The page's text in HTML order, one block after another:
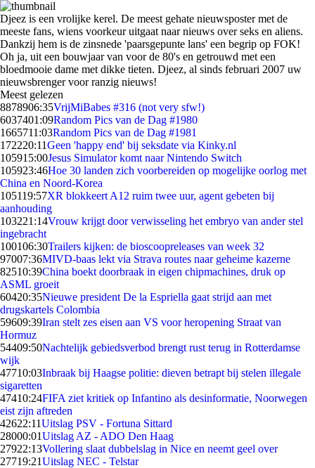
Djeez is een vrolijke kerel. De meest gehate nieuwsposter met de
meeste fans, wiens voorkeur uitgaat naar nieuws over seks en aliens.
Dankzij hem is de zinsnede 'paarsgepunte lans' een begrip op FOK!
Oh ja, uit een bouwjaar van voor de 80's en getrouwd met een
bloedmooie dame met dikke tieten. Djeez, al sinds februari 2007 uw
nieuwsbrenger voor ranzig nieuws!
Meest gelezen
8878906:35VrijMiBabes #316 (not very sfw!)
6037401:09Random Pics van de Dag #1980
1665711:03Random Pics van de Dag #1981
172220:11Geen 'happy end' bij seksdate via Kinky.nl
105915:00Jesus Simulator komt naar Nintendo Switch
105923:46Hoe 30 landen zich voorbereiden op mogelijke oorlog met
China en Noord-Korea
105119:57XR blokkeert A12 ruim twee uur, agent gebeten bij
aanhouding
103221:14Vrouw krijgt door verwisseling het embryo van ander stel
ingebracht
100106:30Trailers kijken: de bioscoopreleases van week 32
97007:36MIVD-baas lekt via Strava routes naar geheime kazerne
82510:39China boekt doorbraak in eigen chipmachines, druk op
ASML groeit
60420:35Nieuwe president De la Espriella gaat strijd aan met
drugskartels Colombia
59609:39Iran stelt zes eisen aan VS voor heropening Straat van
Hormuz
54409:50Nachtelijk gebiedsverbod brengt rust terug in Rotterdamse
wijk
47710:03Inbraak bij Haagse politie: dieven betrapt bij stelen illegale
sigaretten
47410:24FIFA ziet kritiek op Infantino als desinformatie, Noorwegen
eist zijn aftreden
42622:11Uitslag PSV - Fortuna Sittard
28000:01Uitslag AZ - ADO Den Haag
27922:13Vollering slaat dubbelslag in Nice en neemt geel over
27719:21Uitslag NEC - Telstar